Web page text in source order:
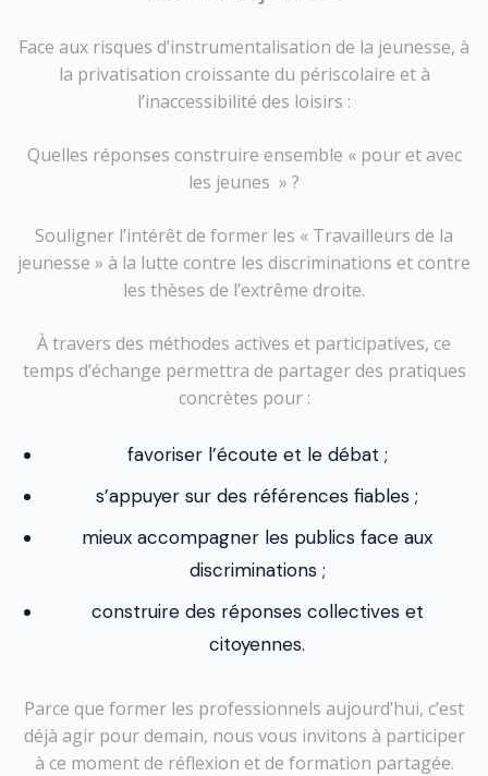
Face aux risques d’instrumentalisation de la jeunesse, à
la privatisation croissante du périscolaire et à
l’inaccessibilité des loisirs :
Quelles réponses construire ensemble « pour et avec
les jeunes » ?
Souligner l’intérêt de former les « Travailleurs de la
jeunesse » à la lutte contre les discriminations et contre
les thèses de l’extrême droite.
À travers des méthodes actives et participatives, ce
temps d’échange permettra de partager des pratiques
concrètes pour :
favoriser l’écoute et le débat ;
s’appuyer sur des références fiables ;
mieux accompagner les publics face aux
discriminations ;
construire des réponses collectives et
citoyennes.
Parce que former les professionnels aujourd’hui, c’est
déjà agir pour demain, nous vous invitons à participer
à ce moment de réflexion et de formation partagée.